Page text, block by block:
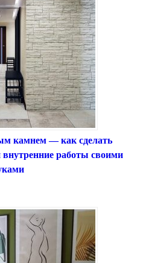
камнем — как сделать
работы своими